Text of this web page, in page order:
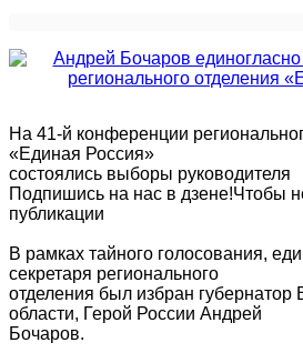
На 41-й конференции
«Единая Россия»
состоялись выборы руководителя
Подпишись на нас в дзене!Чтобы
публикации
В рамках тайного голосования,
секретаря регионального
отделения был избран губернатор
области, Герой России Андрей
Бочаров.